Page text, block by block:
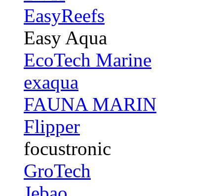
EasyReefs
Easy Aqua
EcoTech Marine
exaqua
FAUNA MARIN
Flipper
focustronic
GroTech